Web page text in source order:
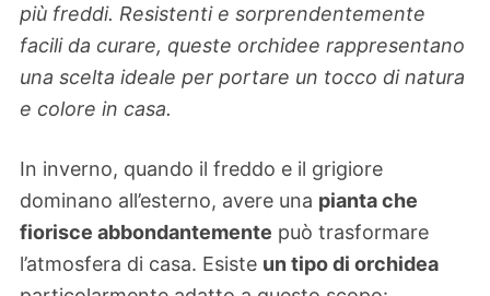
più freddi. Resistenti e sorprendentemente
facili da curare, queste orchidee rappresentano
una scelta ideale per portare un tocco di natura
e colore in casa.
In inverno, quando il freddo e il grigiore
dominano all’esterno, avere una pianta che
fiorisce abbondantemente può trasformare
l’atmosfera di casa. Esiste un tipo di orchidea